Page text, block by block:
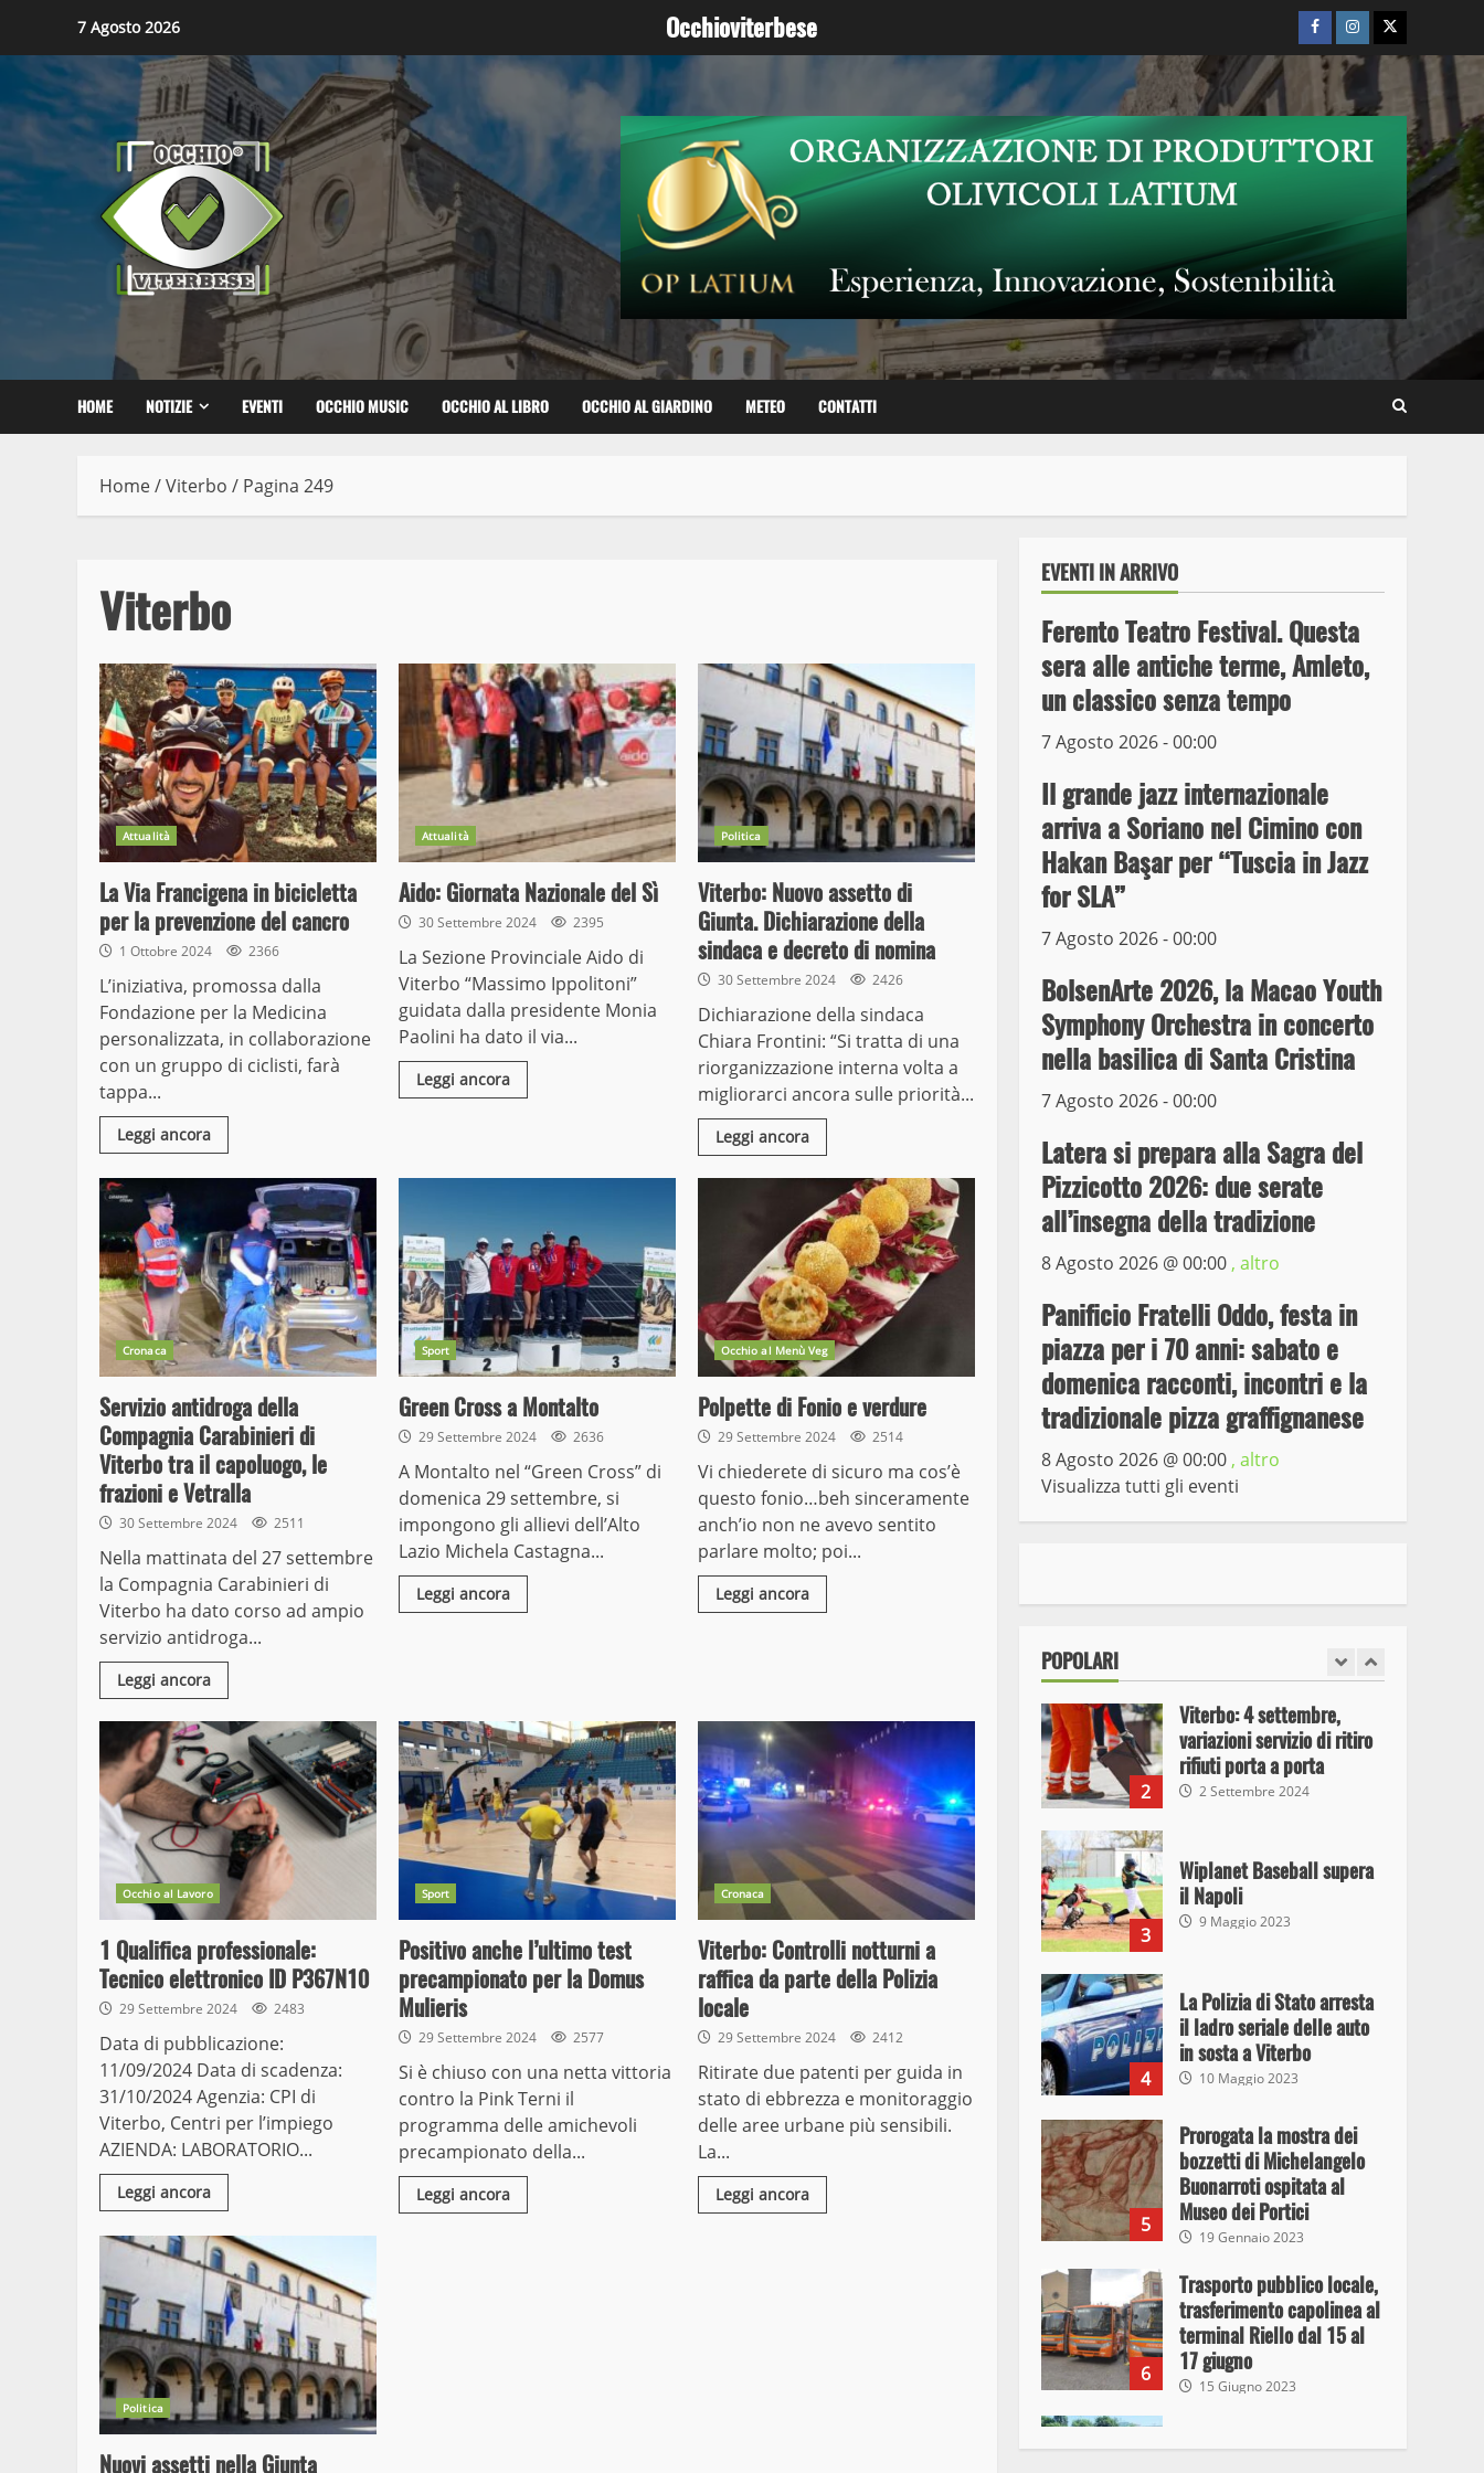
content
7 Agosto 2026 Occhioviterbese Facebook
Instagram
Twitter
HOME NOTIZIE EVENTI OCCHIO MUSIC OCCHIO AL LIBRO OCCHIO AL GIARDINO METEO CONTATTI
Home/Viterbo / Pagina 249
Viterbo
Attualità
La Via Francigena in bicicletta
per la prevenzione del cancro
1 Ottobre 2024 2366
L’iniziativa, promossa dalla
Fondazione per la Medicina
personalizzata, in collaborazione
con un gruppo di ciclisti, farà
tappa...
Leggi ancora
Attualità
Aido: Giornata Nazionale del Sì
30 Settembre 2024 2395
La Sezione Provinciale Aido di
Viterbo “Massimo Ippolitoni”
guidata dalla presidente Monia
Paolini ha dato il via...
Leggi ancora
Politica
Viterbo: Nuovo assetto di
Giunta. Dichiarazione della
sindaca e decreto di nomina
30 Settembre 2024 2426
Dichiarazione della sindaca
Chiara Frontini: “Si tratta di una
riorganizzazione interna volta a
migliorarci ancora sulle priorità...
Leggi ancora
Cronaca
Servizio antidroga della
Compagnia Carabinieri di
Viterbo tra il capoluogo, le
frazioni e Vetralla
30 Settembre 2024 2511
Nella mattinata del 27 settembre
la Compagnia Carabinieri di
Viterbo ha dato corso ad ampio
servizio antidroga...
Leggi ancora
Sport
Green Cross a Montalto
29 Settembre 2024 2636
A Montalto nel “Green Cross” di
domenica 29 settembre, si
impongono gli allievi dell’Alto
Lazio Michela Castagna...
Leggi ancora
Occhio al Menù Veg
Polpette di Fonio e verdure
29 Settembre 2024 2514
Vi chiederete di sicuro ma cos’è
questo fonio…beh sinceramente
anch’io non ne avevo sentito
parlare molto; poi...
Leggi ancora
Occhio al Lavoro
1 Qualifica professionale:
Tecnico elettronico ID P367N10
29 Settembre 2024 2483
Data di pubblicazione:
11/09/2024 Data di scadenza:
31/10/2024 Agenzia: CPI di
Viterbo, Centri per l’impiego
AZIENDA: LABORATORIO...
Leggi ancora
Sport
Positivo anche l’ultimo test
precampionato per la Domus
Mulieris
29 Settembre 2024 2577
Si è chiuso con una netta vittoria
contro la Pink Terni il
programma delle amichevoli
precampionato della...
Leggi ancora
Cronaca
Viterbo: Controlli notturni a
raffica da parte della Polizia
locale
29 Settembre 2024 2412
Ritirate due patenti per guida in
stato di ebbrezza e monitoraggio
delle aree urbane più sensibili.
La...
Leggi ancora
Politica
Nuovi assetti nella Giunta
EVENTI IN ARRIVO
Ferento Teatro Festival. Questa
sera alle antiche terme, Amleto,
un classico senza tempo
7 Agosto 2026 - 00:00
Il grande jazz internazionale
arriva a Soriano nel Cimino con
Hakan Başar per “Tuscia in Jazz
for SLA”
7 Agosto 2026 - 00:00
BolsenArte 2026, la Macao Youth
Symphony Orchestra in concerto
nella basilica di Santa Cristina
7 Agosto 2026 - 00:00
Latera si prepara alla Sagra del
Pizzicotto 2026: due serate
all’insegna della tradizione
8 Agosto 2026 @00:00 , altro
Panificio Fratelli Oddo, festa in
piazza per i 70 anni: sabato e
domenica racconti, incontri e la
tradizionale pizza graffignanese
8 Agosto 2026 @00:00 , altro
Visualizza tutti gli eventi
POPOLARI
Wiplanet Baseball supera
il Napoli
4
La Polizia di Stato arresta
il ladro seriale delle auto
in sosta a Viterbo
10 Maggio 2023
5
Prorogata la mostra dei
bozzetti di Michelangelo
Buonarroti ospitata al
Museo dei Portici
19 Gennaio 2023
6
Trasporto pubblico locale,
terminal Riello dal 15 al
17 giugno
15 Giugno 2023
7
Giochi Sportivi
Studenteschi di Atletica a
Viterbo
10 Maggio 2023
fini di spaccio di sostanze
2
Viterbo: 4 settembre,
variazioni servizio di ritiro
rifiuti porta a porta
2 Settembre 2024
3
Wiplanet Baseball supera
il Napoli
9 Maggio 2023
4
La Polizia di Stato arresta
il ladro seriale delle auto
in sosta a Viterbo
10 Maggio 2023
5
Prorogata la mostra dei
bozzetti di Michelangelo
Buonarroti ospitata al
Museo dei Portici
19 Gennaio 2023
6
Trasporto pubblico locale,
trasferimento capolinea al
terminal Riello dal 15 al
17 giugno
15 Giugno 2023
Giochi Sportivi